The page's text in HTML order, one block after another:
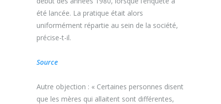
été lancée. La pratique était alors
uniformément répartie au sein de la société,
précise-t-il.
Source
Autre objection : « Certaines personnes disent
que les mères qui allaitent sont différentes,